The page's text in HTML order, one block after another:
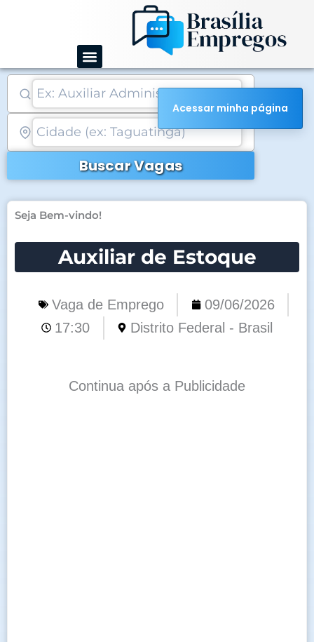
conteúdo
Buscar Vagas
Seja Bem-vindo!
Auxiliar de Estoque
Vaga de Emprego
09/06/2026
17:30
Distrito Federal - Brasil
Continua após a Publicidade
Acessar minha página